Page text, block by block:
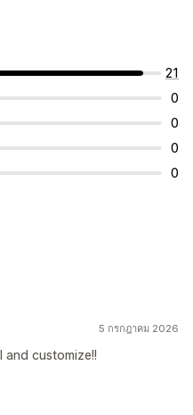
21
0
0
0
0
5 กรกฎาคม 2026
and customize!!